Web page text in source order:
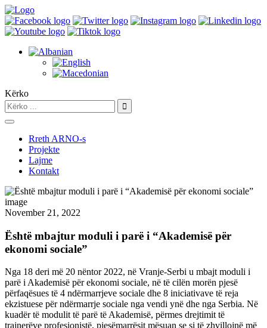
Kërko
Rreth ARNO-s
Projekte
Lajme
Kontakt
November 21, 2022
Është mbajtur moduli i parë i “Akademisë për
ekonomi sociale”
Nga 18 deri më 20 nëntor 2022, në Vranje-Serbi u mbajt moduli i
parë i Akademisë për ekonomi sociale, në të cilën morën pjesë
përfaqësues të 4 ndërmarrjeve sociale dhe 8 iniciativave të reja
ekzistuese për ndërmarrje sociale nga vendi ynë dhe nga Serbia. Në
kuadër të modulit të parë të Akademisë, përmes drejtimit të
trajnerëve profesionistë, pjesëmarrësit mësuan se si të zhvillojnë më